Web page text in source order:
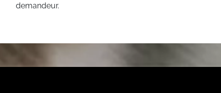
demandeur.